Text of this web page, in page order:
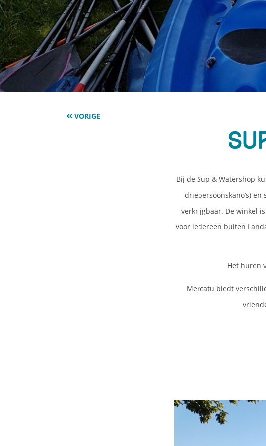
VORIGE
Bij de Sup & Watershop
driepersoonskano’s)
verkrijgbaar. De winkel
voor iedereen buiten
Het huren
Mercatu biedt